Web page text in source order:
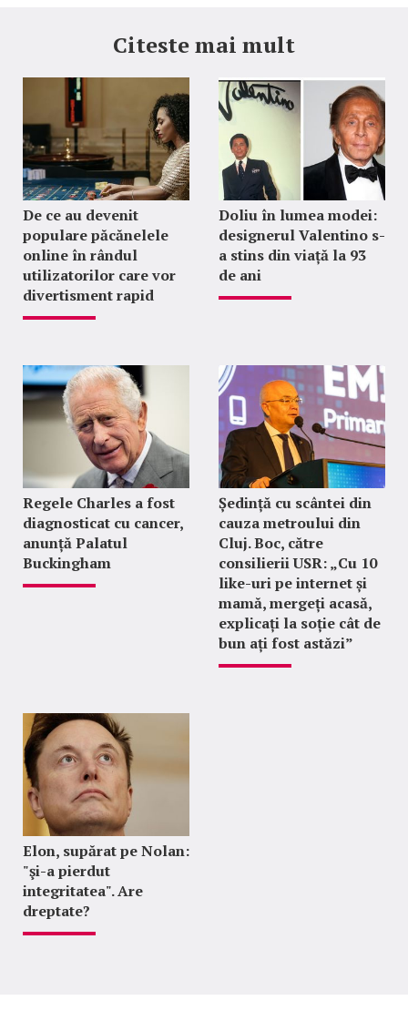
Citeste mai mult
De ce au devenit
populare păcănelele
online în rândul
utilizatorilor care vor
divertisment rapid
Doliu în lumea modei:
designerul Valentino s-
a stins din viață la 93
de ani
Regele Charles a fost
diagnosticat cu cancer,
anunță Palatul
Buckingham
Ședință cu scântei din
cauza metroului din
Cluj. Boc, către
consilierii USR: „Cu 10
like-uri pe internet și
mamă, mergeți acasă,
explicați la soție cât de
bun ați fost astăzi”
Elon, supărat pe Nolan:
"şi-a pierdut
integritatea". Are
dreptate?